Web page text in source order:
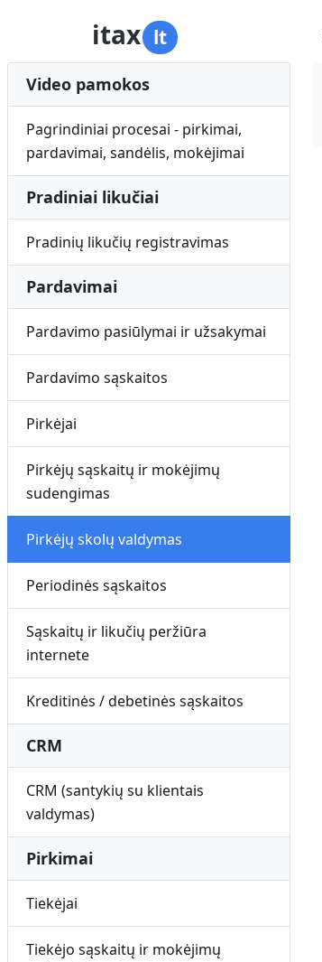
itax lt
Video pamokos
Pagrindiniai procesai - pirkimai,
pardavimai, sandėlis, mokėjimai
Pradiniai likučiai
Pradinių likučių registravimas
Pardavimai
Pardavimo pasiūlymai ir užsakymai
Pardavimo sąskaitos
Pirkėjai
Pirkėjų sąskaitų ir mokėjimų
sudengimas
Pirkėjų skolų valdymas
Periodinės sąskaitos
Sąskaitų ir likučių peržiūra
internete
Kreditinės / debetinės sąskaitos
CRM
CRM (santykių su klientais
valdymas)
Pirkimai
Tiekėjai
Tiekėjo sąskaitų ir mokėjimų